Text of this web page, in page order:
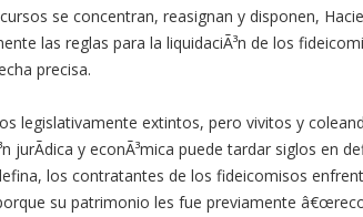
se concentran, reasignan y disponen,
las reglas para la liquidaciÃ³n de los
precisa.
legislativamente extintos, pero vivitos y
jurÃ­dica y econÃ³mica puede tardar siglos en
los contratantes de los fideicomisos
su patrimonio les fue previamente